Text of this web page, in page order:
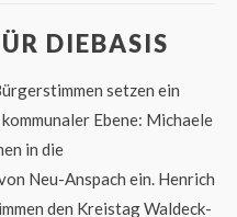
DIEBASIS
setzen ein
Ebene: Michaele
in die
Neu-Anspach ein. Henrich
den Kreistag Waldeck-